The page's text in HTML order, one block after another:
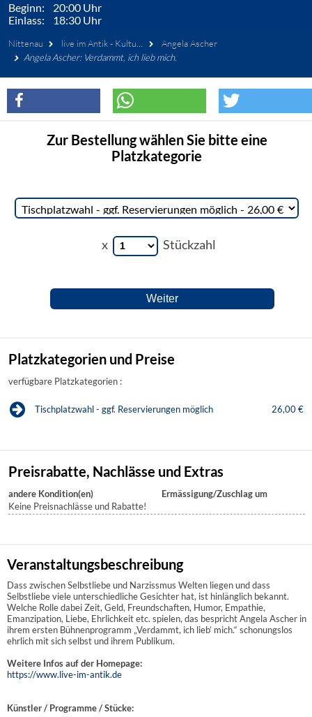
Beginn: 20:00 Uhr
Einlass: 18:30 Uhr
Nittenau live im Antik - Kulturbühne
Angela Ascher
Angela Ascher: Verdammt, ich lieb mich.
Zur Bestellung wählen Sie bitte eine
Platzkategorie
x Stückzahl
Platzkategorien und Preise
verfügbare Platzkategorien :
Tischplatzwahl - ggf. Reservierungen möglich 26,00 €
Preisrabatte, Nachlässe und Extras
andere Kondition(en)
Ermässigung/Zuschlag um
Keine Preisnachlässe und Rabatte!
Veranstaltungsbeschreibung
Dass zwischen Selbstliebe und Narzissmus Welten liegen und dass
Selbstliebe viele unterschiedliche Gesichter hat, ist hinlänglich bekannt.
Welche Rolle dabei Zeit, Geld, Freundschaften, Humor, Empathie,
Emanzipation, Liebe, Ehrlichkeit etc. spielen, das bespricht Angela Ascher in
ihrem ersten Bühnenprogramm „Verdammt, ich lieb’ mich.“ schonungslos
ehrlich mit sich selbst und ihrem Publikum.
Weitere Infos auf der Homepage:
https://www.live-im-antik.de
Künstler / Programme / Stücke: